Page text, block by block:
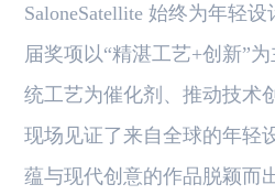
SaloneSatellite 始终为年轻
届奖项以“精湛工艺+创新”
统工艺为催化剂、推动技术
现场见证了来自全球的年轻
蕴与现代创意的作品脱颖而